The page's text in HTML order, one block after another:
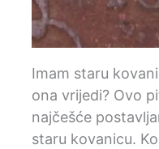
Imam staru
ona vrijedi? Ovo
najčešće
staru kovanicu.